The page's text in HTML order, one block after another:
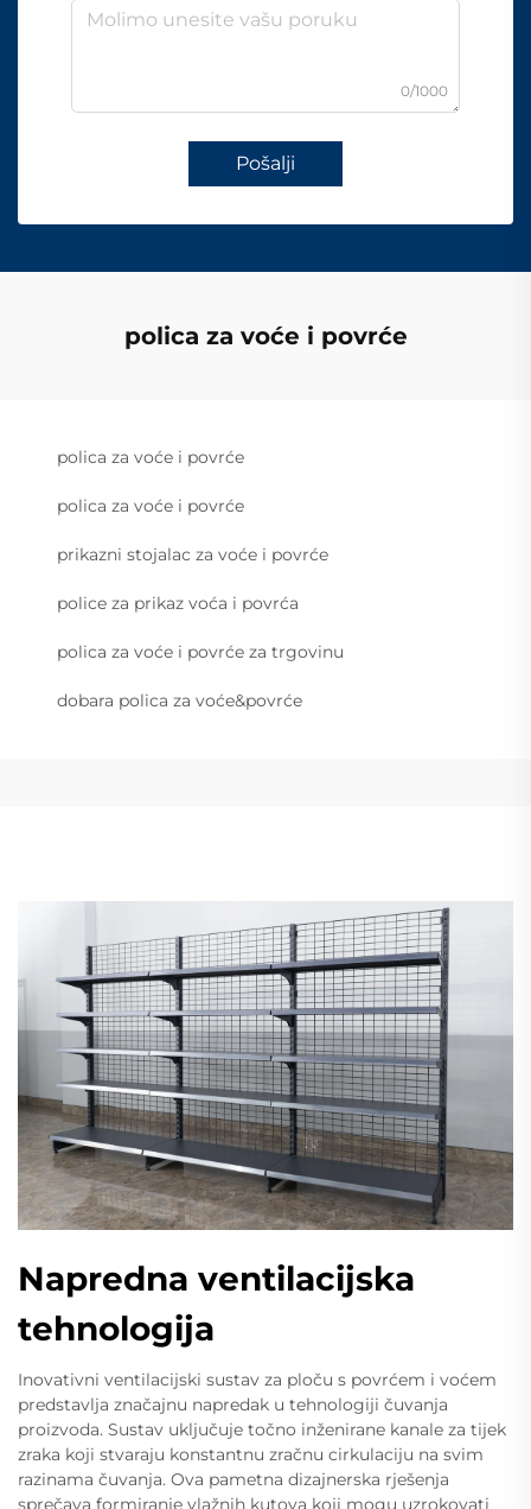
0/1000
Pošalji
polica za voće i povrće
polica za voće i povrće
polica za voće i povrće
prikazni stojalac za voće i povrće
police za prikaz voća i povrća
polica za voće i povrće za trgovinu
dobara polica za voće&povrće
Napredna ventilacijska
tehnologija
Inovativni ventilacijski sustav za ploču s povrćem i voćem
predstavlja značajnu napredak u tehnologiji čuvanja
proizvoda. Sustav uključuje točno inženirane kanale za tijek
zraka koji stvaraju konstantnu zračnu cirkulaciju na svim
razinama čuvanja. Ova pametna dizajnerska rješenja